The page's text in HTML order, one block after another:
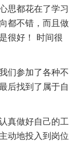
思都花在了学习
都不错，而且做
很好！ 时间很
们参加了各种不
后找到了属于自
真做好自己的工
动地投入到岗位